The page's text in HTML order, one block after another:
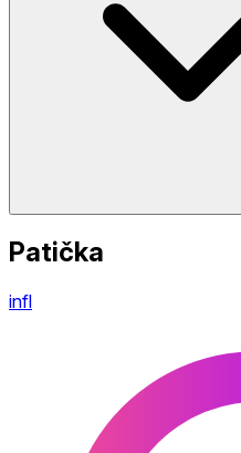
Patička
infl